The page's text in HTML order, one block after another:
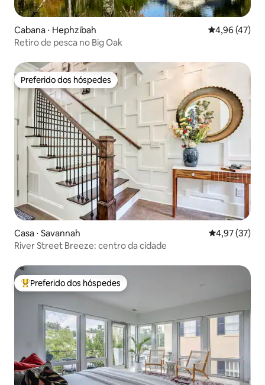
Cabana ⋅ Hephzibah 4,96 de uma
4,96 (47)
Retiro de pesca no Big Oak
Preferido dos hóspedes
Preferido dos hóspedes
Casa ⋅ Savannah 4,97 de uma
4,97 (37)
River Street Breeze: centro da cidade
Entre os melhores preferidos dos hóspedes
Preferido dos hóspedes